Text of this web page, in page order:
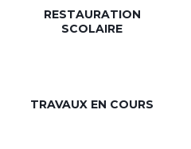
RESTAURATION
SCOLAIRE
TRAVAUX EN COURS